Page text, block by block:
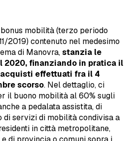
mobilità (terzo periodo
2019) contenuto nel medesimo
di Manovra,stanzia le
2020, finanziando in pratica il
effettuati fra il 4
scorso. Nel dettaglio, ci
il buono mobilità al 60% sugli
a pedalata assistita, di
di servizi di mobilità condivisa a
in città metropolitane,